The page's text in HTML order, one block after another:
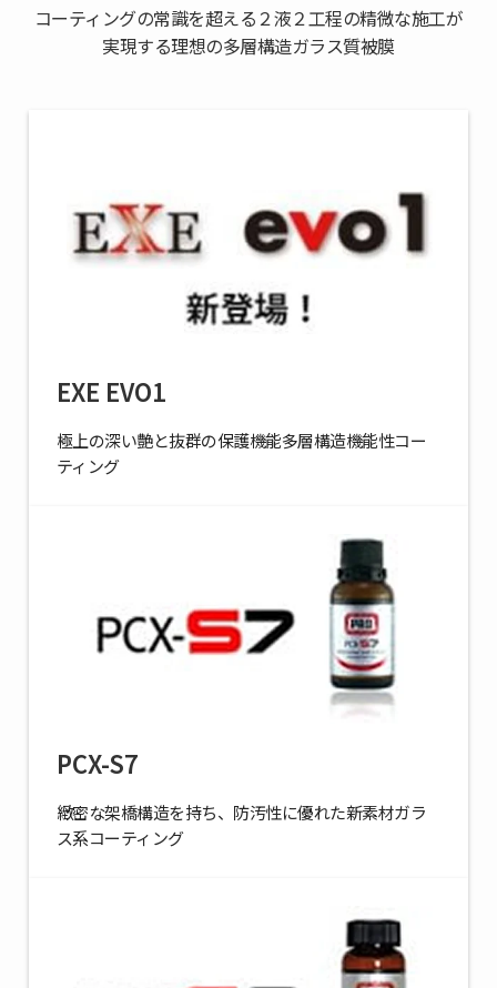
コーティングの常識を超える ２液２工程の精微な施工が
実現する理想の多層構造ガラス質被膜
EXE EVO1
極上の深い艶と抜群の保護機能多層構造機能性コー
ティング
PCX-S7
緻密な架橋構造を持ち、防汚性に優れた新素材ガラ
ス系コーティング